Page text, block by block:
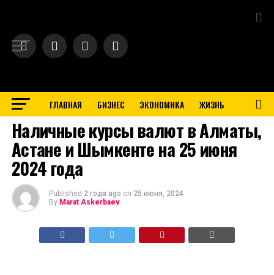
ГЛАВНАЯ БИЗНЕС ЭКОНОМИКА ЖИЗНЬ
BUSINESS
Наличные курсы валют в Алматы,
Астане и Шымкенте на 25 июня
2024 года
Published 2 года ago on 25 июня, 2024
By Marat Askerbaev